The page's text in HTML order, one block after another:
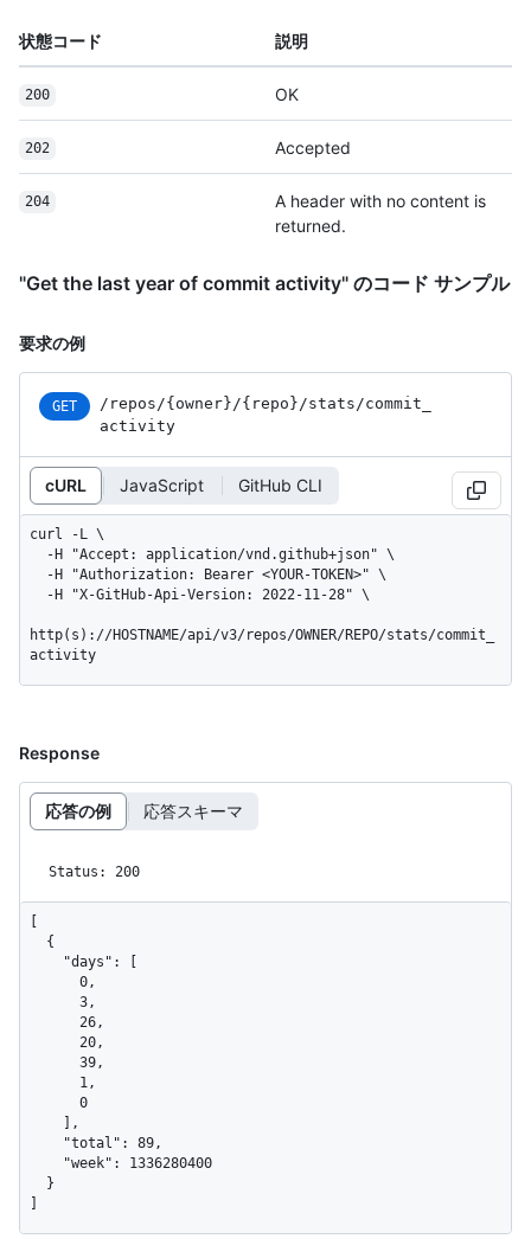
状態コード 説明
200 OK
202 Accepted
204
A header with no content is
returned.
"Get the last year of commit activity" のコード サンプル
要求の例
GET /repos /{owner} /{repo} /stats /commit_
activity
cURL JavaScript GitHub CLI
curl -L \
http(s)://HOSTNAME/api/v3/repos/OWNER/REPO/stats/commit_
activity
Response
応答の例 応答スキーマ
Status: 200
[
]